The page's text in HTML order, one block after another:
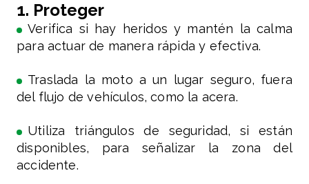
1. Proteger
Verifica si hay heridos y mantén la calma
para actuar de manera rápida y efectiva.
Traslada la moto a un lugar seguro, fuera
del flujo de vehículos, como la acera.
Utiliza triángulos de seguridad, si están
disponibles, para señalizar la zona del
accidente.